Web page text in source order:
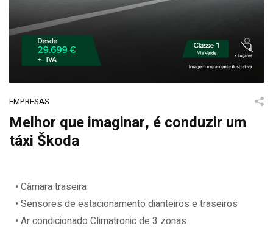
EMPRESAS
Melhor que imaginar, é conduzir um
táxi Škoda
• Câmara traseira
• Sensores de estacionamento dianteiros e traseiros
• Ar condicionado Climatronic de 3 zonas